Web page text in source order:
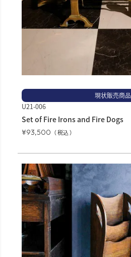
現状販売商品
U21-006
Set of Fire Irons and Fire Dogs
¥93,500 税込